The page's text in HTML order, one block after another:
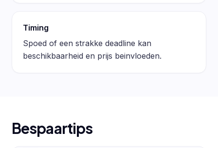
Timing
Spoed of een strakke deadline kan
beschikbaarheid en prijs beinvloeden.
Bespaartips